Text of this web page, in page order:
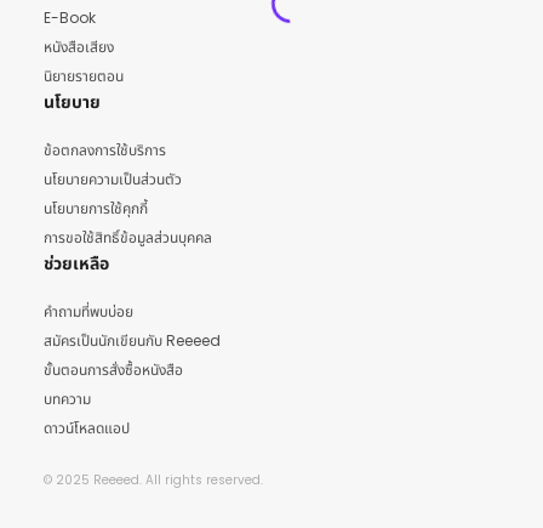
E-Book
หนังสือเสียง
นิยายรายตอน
นโยบาย
ข้อตกลงการใช้บริการ
นโยบายความเป็นส่วนตัว
นโยบายการใช้คุกกี้
การขอใช้สิทธิ์ข้อมูลส่วนบุคคล
ช่วยเหลือ
คำถามที่พบบ่อย
สมัครเป็นนักเขียนกับ Reeeed
ขั้นตอนการสั่งซื้อหนังสือ
บทความ
ดาวน์โหลดแอป
© 2025 Reeeed. All rights reserved.